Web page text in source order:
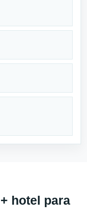
hotel para